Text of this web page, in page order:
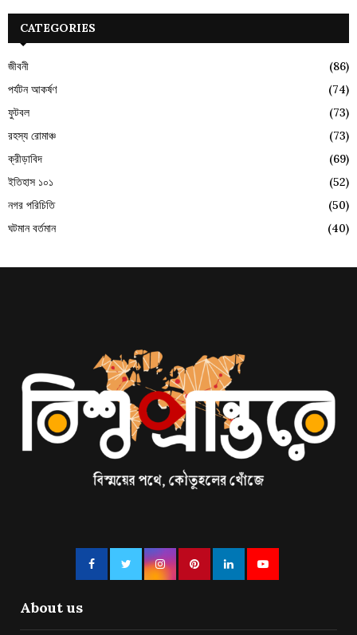
CATEGORIES
জীবনী
(86)
পর্যটন আকর্ষণ
(74)
ফুটবল
(73)
রহস্য রোমাঞ্চ
(73)
ক্রীড়াবিদ
(69)
ইতিহাস ১০১
(52)
নগর পরিচিতি
(50)
ঘটমান বর্তমান
(40)
About us